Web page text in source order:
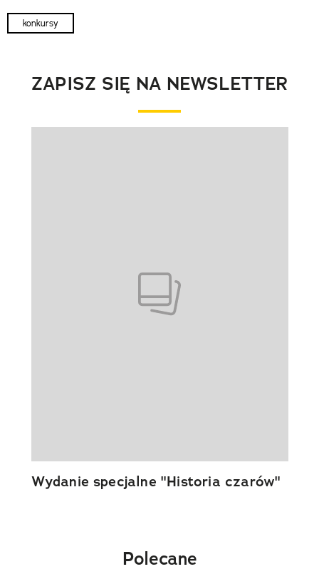
konkursy
ZAPISZ SIĘ NA NEWSLETTER
Wydanie specjalne "Historia czarów"
Polecane